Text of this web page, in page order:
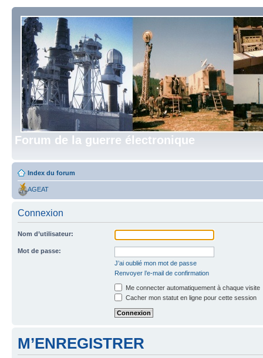
Forum de la guerre électronique
Index du forum
AGEAT
Connexion
Nom d’utilisateur:
Mot de passe:
J’ai oublié mon mot de passe
Renvoyer l’e-mail de confirmation
Me connecter automatiquement à chaque visite
Cacher mon statut en ligne pour cette session
M’ENREGISTRER